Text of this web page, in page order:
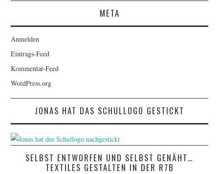
META
Anmelden
Eintrags-Feed
Kommentar-Feed
WordPress.org
JONAS HAT DAS SCHULLOGO GESTICKT
SELBST ENTWORFEN UND SELBST GENÄHT…
TEXTILES GESTALTEN IN DER R7B